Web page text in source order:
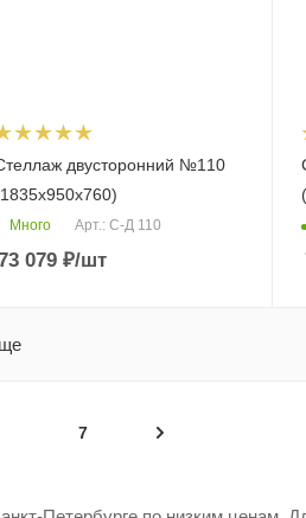
двусторонний №110
Много Арт.: С-Д 110
079₽/шт
7